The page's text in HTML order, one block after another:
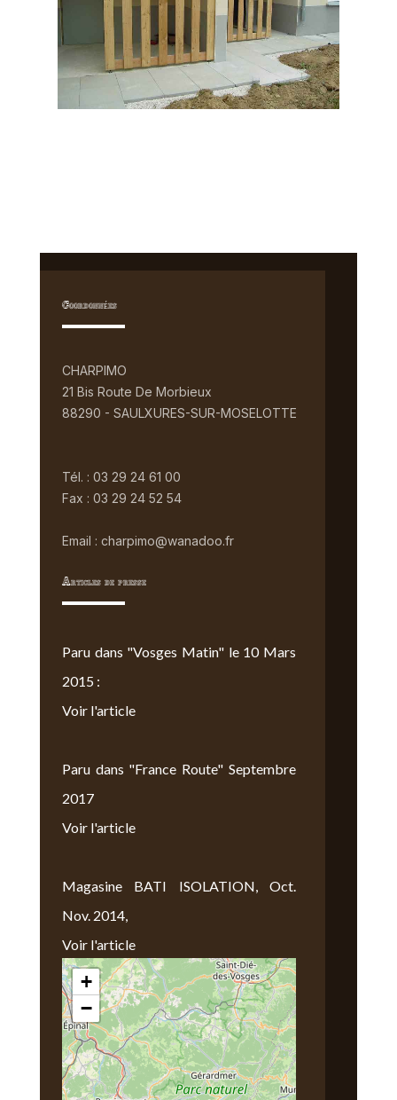
Coordonnées
CHARPIMO
21 Bis Route De Morbieux
88290 - SAULXURES-SUR-MOSELOTTE
Tél. : 03 29 24 61 00
Fax : 03 29 24 52 54
Email : charpimo@wanadoo.fr
Articles de presse
Paru dans "Vosges Matin" le 10 Mars
2015 :
Voir l'article
Paru dans "France Route" Septembre
2017
Voir l'article
Magasine BATI ISOLATION, Oct.
Nov. 2014,
Voir l'article
Nous Trouver
+
−